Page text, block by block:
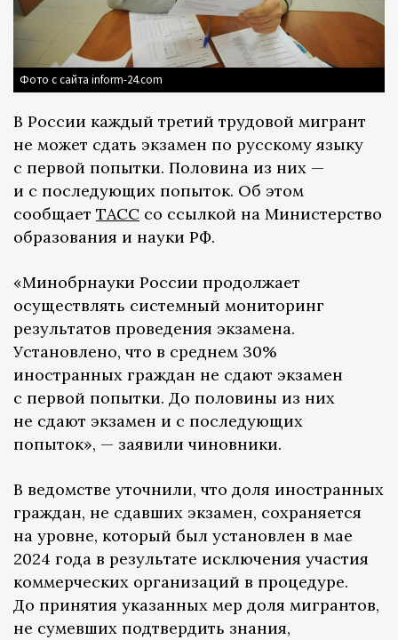
Фото с сайта inform-24.com
В России каждый третий трудовой мигрант
не может сдать экзамен по русскому языку
с первой попытки. Половина из них —
и с последующих попыток. Об этом
сообщает ТАСС со ссылкой на Министерство
образования и науки РФ.
«Минобрнауки России продолжает
осуществлять системный мониторинг
результатов проведения экзамена.
Установлено, что в среднем 30%
иностранных граждан не сдают экзамен
с первой попытки. До половины из них
не сдают экзамен и с последующих
попыток», — заявили чиновники.
В ведомстве уточнили, что доля иностранных
граждан, не сдавших экзамен, сохраняется
на уровне, который был установлен в мае
2024 года в результате исключения участия
коммерческих организаций в процедуре.
До принятия указанных мер доля мигрантов,
не сумевших подтвердить знания,